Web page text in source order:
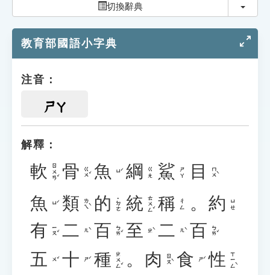
切換辭典 切換
教育部國語小字典
注音：
ㄕㄚ
解釋：
軟 ㄖㄨㄢˇ 骨 ㄍㄨˇ 魚 ㄩˊ 綱 ㄍㄤ 鯊 ㄕㄚ 目 ㄇㄨˋ
魚 ㄩˊ 類 ㄌㄟˋ 的 ˙ㄉㄜ 統 ㄊㄨㄥˇ 稱 ㄔㄥ 。 約 ㄩㄝ
有 ㄧㄡˇ 二 ㄦˋ 百 ㄅㄞˇ 至 ㄓˋ 二 ㄦˋ 百 ㄅㄞˇ
五 ㄨˇ 十 ㄕˊ 種 ㄓㄨㄥˇ 。 肉 ㄖㄡˋ 食 ㄕˊ 性 ㄒㄧㄥˋ